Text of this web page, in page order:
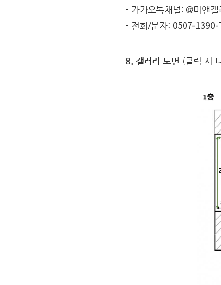
- 카카오톡채널: @미앤갤
- 전화/문자: 0507-1390-
8. 갤러리 도면 (클릭 시